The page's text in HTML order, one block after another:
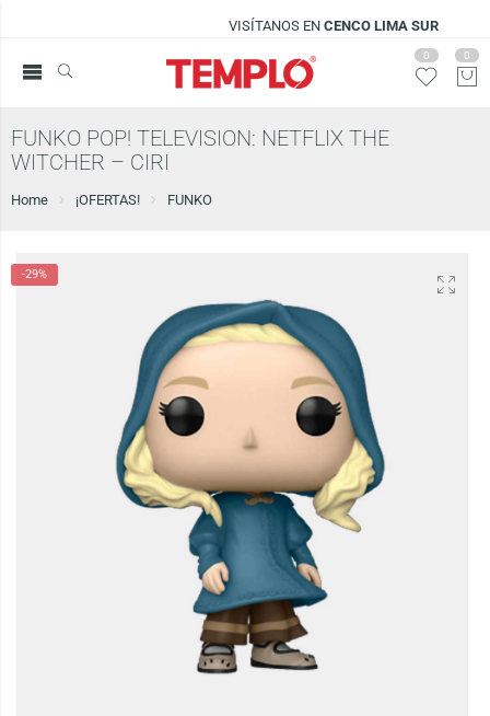
VISÍTANOS ENCENCO LIMA SUR
0 0
FUNKO POP! TELEVISION: NETFLIX THE
WITCHER – CIRI
Home ¡OFERTAS! FUNKO
-29%